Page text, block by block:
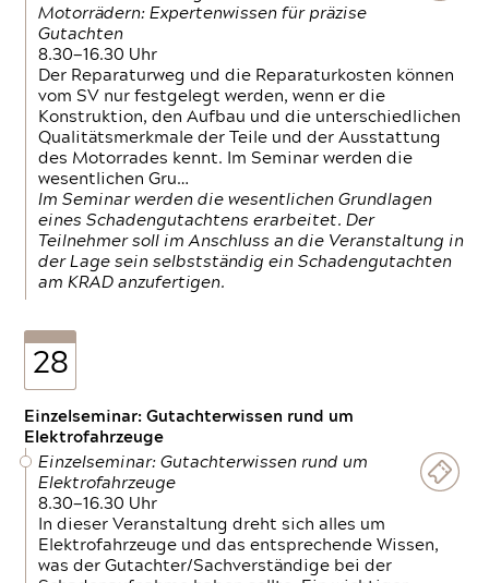
Motorrädern: Expertenwissen für präzise
Gutachten
8.30—16.30 Uhr
Der Reparaturweg und die Reparaturkosten können
vom SV nur festgelegt werden, wenn er die
Konstruktion, den Aufbau und die unterschiedlichen
Qualitätsmerkmale der Teile und der Ausstattung
des Motorrades kennt. Im Seminar werden die
wesentlichen Gru…
Im Seminar werden die wesentlichen Grundlagen
eines Schadengutachtens erarbeitet. Der
Teilnehmer soll im Anschluss an die Veranstaltung in
der Lage sein selbstständig ein Schadengutachten
am KRAD anzufertigen.
28
Einzelseminar: Gutachterwissen rund um
Elektrofahrzeuge
Einzelseminar: Gutachterwissen rund um
Elektrofahrzeuge
8.30—16.30 Uhr
In dieser Veranstaltung dreht sich alles um
Elektrofahrzeuge und das entsprechende Wissen,
was der Gutachter/Sachverständige bei der